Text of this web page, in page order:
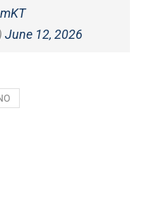
June 12, 2026